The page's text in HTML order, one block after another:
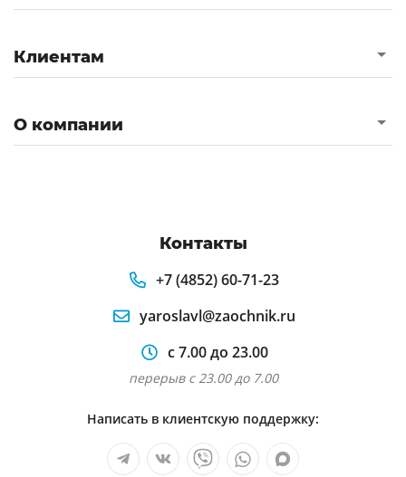
Клиентам
О компании
Контакты
+7 (4852) 60-71-23
yaroslavl@zaochnik.ru
с 7.00 до 23.00
перерыв с 23.00 до 7.00
Написать в клиентскую поддержку: